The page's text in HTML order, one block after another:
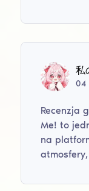
04
Recenzja
Me! to
na